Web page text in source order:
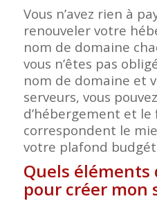
Vous n’avez rien à
renouveler votre
nom de domaine
vous n’êtes pas
nom de domaine et
serveurs, vous
d’hébergement et
correspondent le
votre plafond
Quels
pour créer mon